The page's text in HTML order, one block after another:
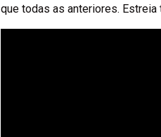
que todas as anteriores. Estreia